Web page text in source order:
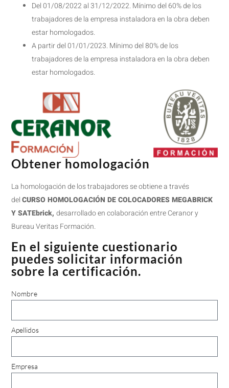
Del 01/08/2022 al 31/12/2022. Mínimo del 60% de los
trabajadores de la empresa instaladora en la obra deben
estar homologados.
A partir del 01/01/2023. Mínimo del 80% de los
trabajadores de la empresa instaladora en la obra deben
estar homologados.
Obtener homologación
La homologación de los trabajadores se obtiene a través
delCURSO HOMOLOGACIÓN DE COLOCADORES MEGABRICK
Y SATEbrick,desarrollado en colaboración entre Ceranor y
Bureau Veritas Formación.
En el siguiente cuestionario
puedes solicitar información
sobre la certificación.
Nombre
Apellidos
Empresa